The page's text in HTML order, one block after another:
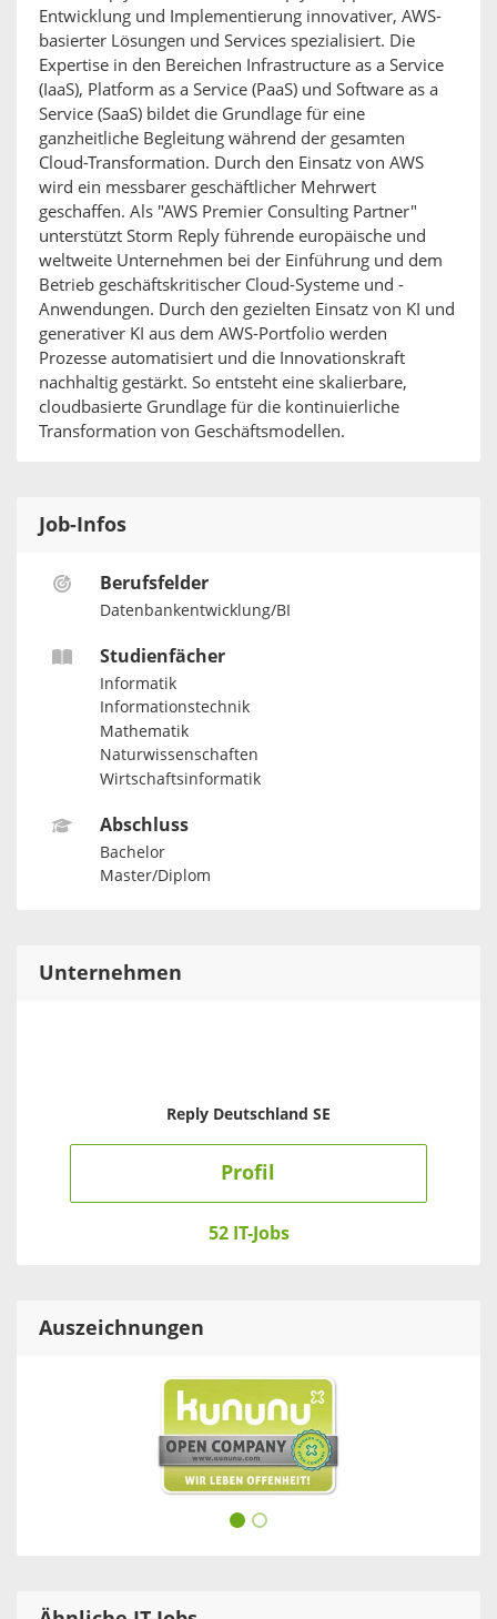
Entwicklung und Implementierung innovativer, AWS-
basierter Lösungen und Services spezialisiert. Die
Expertise in den Bereichen Infrastructure as a Service
(IaaS), Platform as a Service (PaaS) und Software as a
Service (SaaS) bildet die Grundlage für eine
ganzheitliche Begleitung während der gesamten
Cloud-Transformation. Durch den Einsatz von AWS
wird ein messbarer geschäftlicher Mehrwert
geschaffen. Als "AWS Premier Consulting Partner"
unterstützt Storm Reply führende europäische und
weltweite Unternehmen bei der Einführung und dem
Betrieb geschäftskritischer Cloud-Systeme und -
Anwendungen. Durch den gezielten Einsatz von KI und
generativer KI aus dem AWS-Portfolio werden
Prozesse automatisiert und die Innovationskraft
nachhaltig gestärkt. So entsteht eine skalierbare,
cloudbasierte Grundlage für die kontinuierliche
Transformation von Geschäftsmodellen.
Job-Infos
Berufsfelder
Datenbankentwicklung/BI
Studienfächer
Informatik
Informationstechnik
Mathematik
Naturwissenschaften
Wirtschaftsinformatik
Abschluss
Bachelor
Master/Diplom
Unternehmen
Reply Deutschland SE
Profil
52 IT-Jobs
Auszeichnungen